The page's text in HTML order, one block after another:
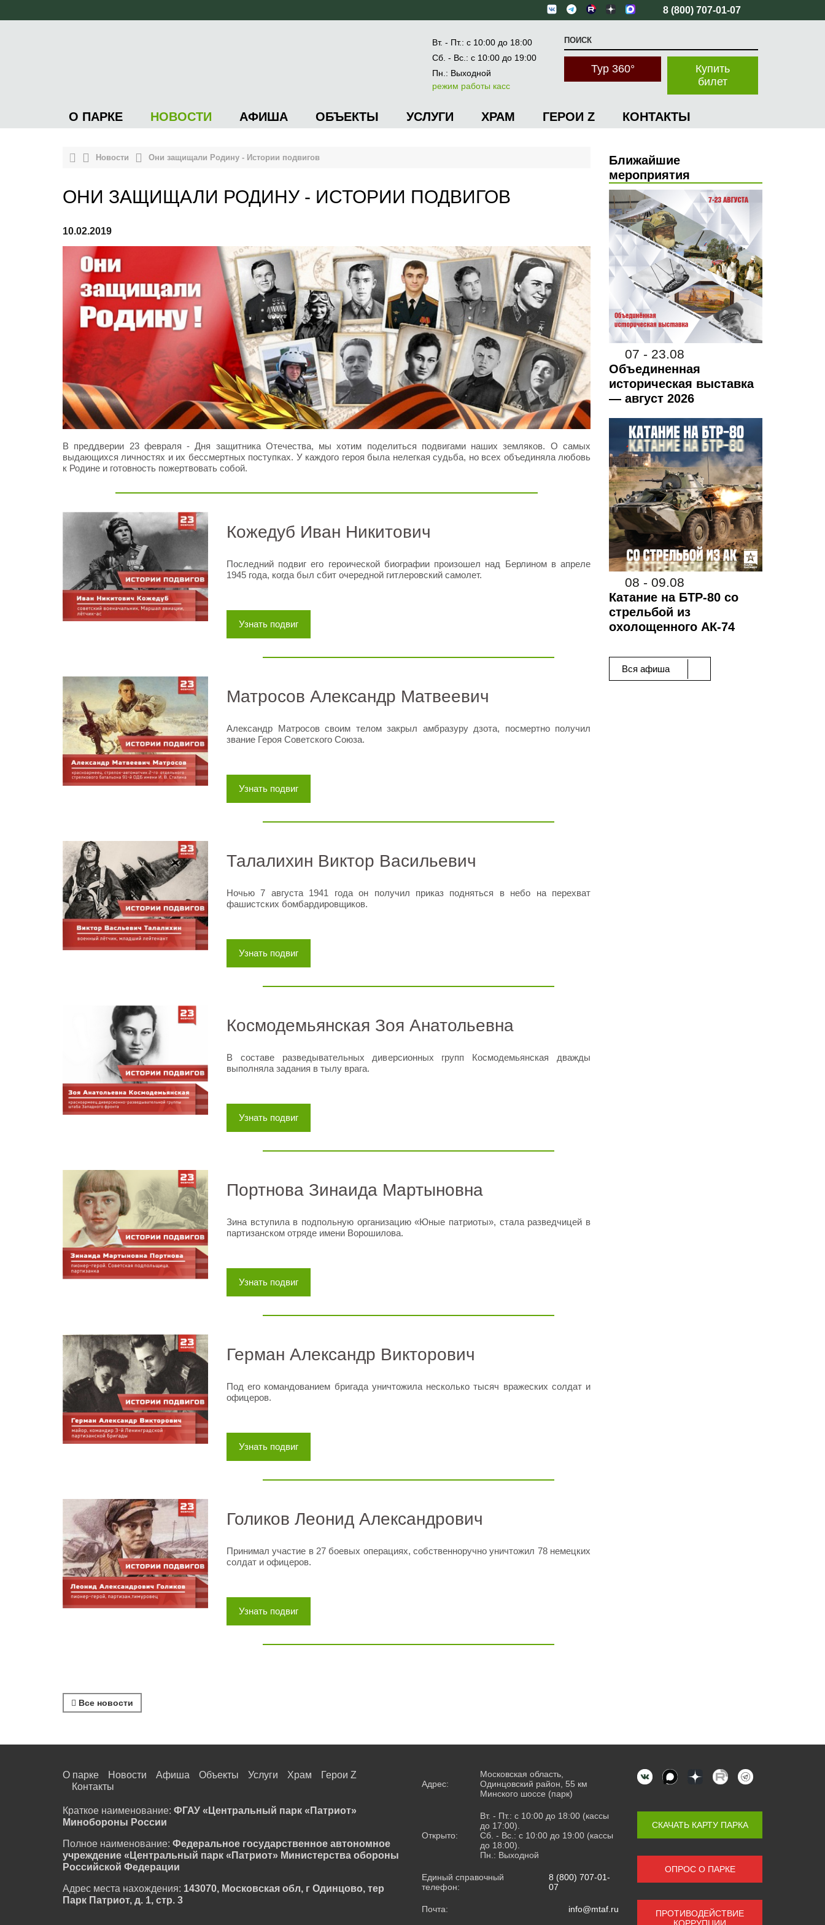
8 (800) 707-01-07
Вт. - Пт.: с 10:00 до 18:00
Сб. - Вс.: с 10:00 до 19:00
Пн.: Выходной
режим работы касс
Купить
билет
Тур 360°
О ПАРКЕ НОВОСТИ АФИША ОБЪЕКТЫ УСЛУГИ ХРАМ ГЕРОИ Z КОНТАКТЫ
Новости Они защищали Родину - Истории подвигов
ОНИ ЗАЩИЩАЛИ РОДИНУ - ИСТОРИИ ПОДВИГОВ
10.02.2019
В преддверии 23 февраля - Дня защитника Отечества, мы хотим поделиться подвигами наших земляков. О самых
выдающихся личностях и их бессмертных поступках. У каждого героя была нелегкая судьба, но всех объединяла любовь
к Родине и готовность пожертвовать собой.
Кожедуб Иван Никитович
Последний подвиг его героической биографии произошел над Берлином в апреле
1945 года, когда был сбит очередной гитлеровский самолет.
Узнать подвиг
Матросов Александр Матвеевич
Александр Матросов своим телом закрыл амбразуру дзота, посмертно получил
звание Героя Советского Союза.
Узнать подвиг
Талалихин Виктор Васильевич
Ночью 7 августа 1941 года он получил приказ подняться в небо на перехват
фашистских бомбардировщиков.
Узнать подвиг
Космодемьянская Зоя Анатольевна
В составе разведывательных диверсионных групп Космодемьянская дважды
выполняла задания в тылу врага.
Узнать подвиг
Портнова Зинаида Мартыновна
Зина вступила в подпольную организацию «Юные патриоты», стала разведчицей в
партизанском отряде имени Ворошилова.
Узнать подвиг
Герман Александр Викторович
Под его командованием бригада уничтожила несколько тысяч вражеских солдат и
офицеров.
Узнать подвиг
Голиков Леонид Александрович
Принимал участие в 27 боевых операциях, собственноручно уничтожил 78 немецких
солдат и офицеров.
Узнать подвиг
Все новости
Ближайшие
мероприятия
07 - 23.08
Объединенная
историческая выставка
— август 2026
08 - 09.08
Катание на БТР-80 со
стрельбой из
охолощенного АК-74
Вся афиша
О парке Новости Афиша Объекты Услуги Храм
Герои Z
Контакты
Краткое наименование: ФГАУ «Центральный парк «Патриот»
Минобороны России
Полное наименование: Федеральное государственное автономное
учреждение «Центральный парк «Патриот» Министерства обороны
Российской Федерации
Адрес места нахождения: 143070, Московская обл, г Одинцово, тер
Парк Патриот, д. 1, стр. 3
Адрес:
Московская область,
Одинцовский район, 55 км
Минского шоссе (парк)
Открыто:
Вт. - Пт.: с 10:00 до 18:00 (кассы
до 17:00).
Сб. - Вс.: с 10:00 до 19:00 (кассы
до 18:00).
Пн.: Выходной
Единый справочный
телефон:
8 (800) 707-01-
07
Почта: info@mtaf.ru
СКАЧАТЬ КАРТУ ПАРКА
ОПРОС О ПАРКЕ
ПРОТИВОДЕЙСТВИЕ